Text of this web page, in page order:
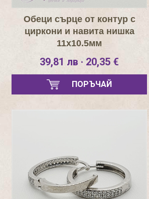
Обеци сърце от контур с
циркони и навита нишка
11х10.5мм
39,81 лв · 20,35 €
ПОРЪЧАЙ